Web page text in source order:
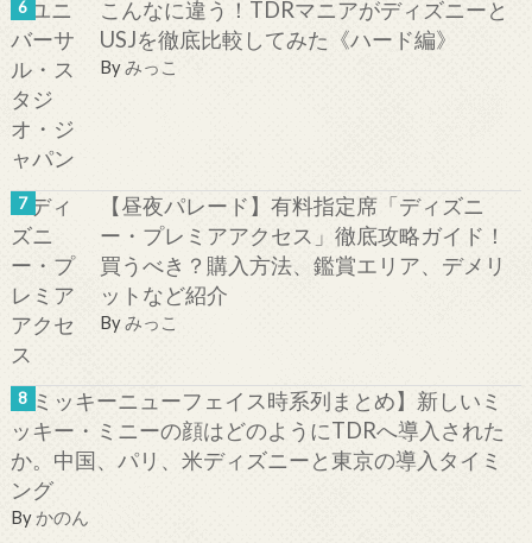
こんなに違う！TDRマニアがディズニーと
USJを徹底比較してみた《ハード編》
Byみっこ
【昼夜パレード】有料指定席「ディズニ
ー・プレミアアクセス」徹底攻略ガイド！
買うべき？購入方法、鑑賞エリア、デメリ
ットなど紹介
Byみっこ
【ミッキーニューフェイス時系列まとめ】新しいミ
ッキー・ミニーの顔はどのようにTDRへ導入された
か。中国、パリ、米ディズニーと東京の導入タイミ
ング
By かのん